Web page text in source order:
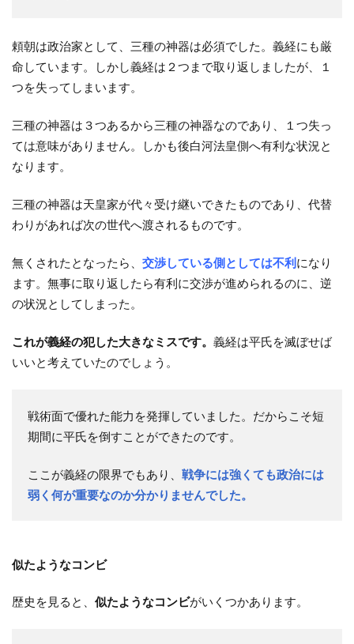
頼朝は政治家として、三種の神器は必須でした。義経にも厳
命しています。しかし義経は２つまで取り返しましたが、１
つを失ってしまいます。
三種の神器は３つあるから三種の神器なのであり、１つ失っ
ては意味がありません。しかも後白河法皇側へ有利な状況と
なります。
三種の神器は天皇家が代々受け継いできたものであり、代替
わりがあれば次の世代へ渡されるものです。
無くされたとなったら、 交渉している側としては不利になり
ます。無事に取り返したら有利に交渉が進められるのに、逆
の状況としてしまった。
これが義経の犯した大きなミスです。 義経は平氏を滅ぼせば
いいと考えていたのでしょう。
戦術面で優れた能力を発揮していました。だからこそ短
期間に平氏を倒すことができたのです。
ここが義経の限界でもあり、 戦争には強くても政治には
弱く何が重要なのか分かりませんでした。
似たようなコンビ
歴史を見ると、 似たようなコンビがいくつかあります。